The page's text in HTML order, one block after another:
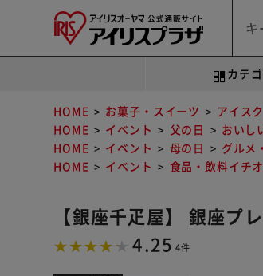
カテ
HOME お菓子・スイーツ アイス
HOME
イベント 父の日 おいし
HOME
イベント 母の日 グルメ
HOME
イベント 食品・飲料イチオ
【銀座千疋屋】 銀座プ
4.25 4件